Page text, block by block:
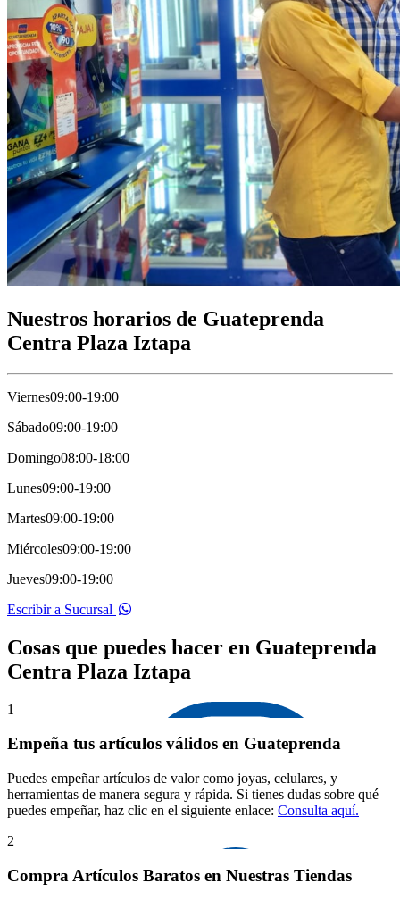
Nuestros horarios de Guateprenda
Centra Plaza Iztapa
Viernes09:00-19:00
Sábado09:00-19:00
Domingo08:00-18:00
Lunes09:00-19:00
Martes09:00-19:00
Miércoles09:00-19:00
Jueves09:00-19:00
Escribir a Sucursal
Cosas que puedes hacer en Guateprenda
Centra Plaza Iztapa
1
Empeña tus artículos válidos en Guateprenda
Puedes empeñar artículos de valor como joyas, celulares, y
herramientas de manera segura y rápida. Si tienes dudas sobre qué
puedes empeñar, haz clic en el siguiente enlace: Consulta aquí.
2
Compra Artículos Baratos en Nuestras Tiendas